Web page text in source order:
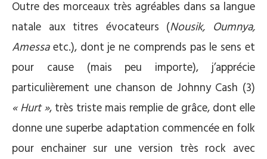
Outre des morceaux très agréables dans sa langue
natale aux titres évocateurs (Nousik, Oumnya,
Amessaetc.), dont je ne comprends pas le sens et
pour cause (mais peu importe), j’apprécie
particulièrement une chanson de Johnny Cash (3)
«Hurt », très triste mais remplie de grâce, dont elle
donne une superbe adaptation commencée en folk
pour enchainer sur une version très rock avec